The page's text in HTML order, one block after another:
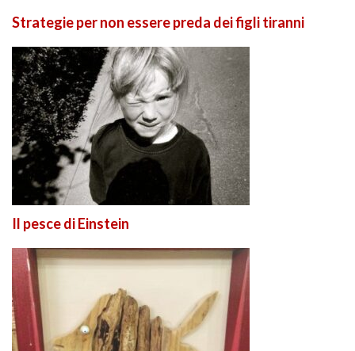
Strategie per non essere preda dei figli tiranni
Il pesce di Einstein